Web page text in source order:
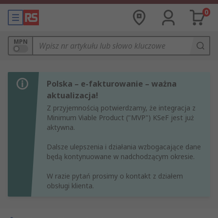
0
MPN
Polska – e-fakturowanie – ważna
aktualizacja!
Z przyjemnością potwierdzamy, że integracja z
Minimum Viable Product ("MVP") KSeF jest już
aktywna.
Dalsze ulepszenia i działania wzbogacające dane
będą kontynuowane w nadchodzącym okresie.
W razie pytań prosimy o kontakt z działem
obsługi klienta.